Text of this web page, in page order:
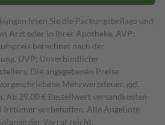
lesen Sie die Packungsbeilage und
Arzt oder in Ihrer Apotheke. AVP:
berechnet nach der
UVP: Unverbindliche
Die angegebenen Preise
Mehrwertsteuer, ggf.
Ab 29,00 € Bestell­wert versand­kosten­
Irrtümer vorbehalten. Alle Angebote
der Vorrat reicht.